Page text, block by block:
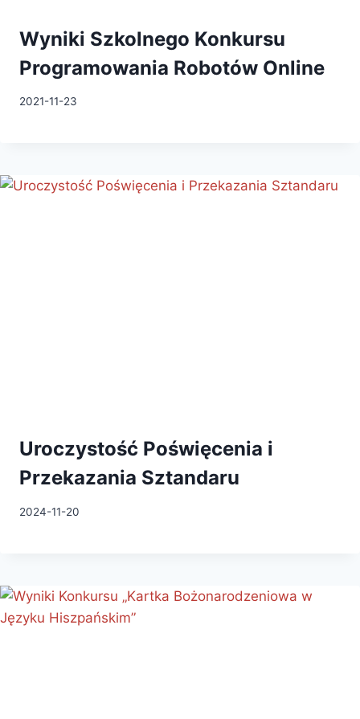
Wyniki Szkolnego Konkursu
Programowania Robotów Online
2021-11-23
Uroczystość Poświęcenia i
Przekazania Sztandaru
2024-11-20